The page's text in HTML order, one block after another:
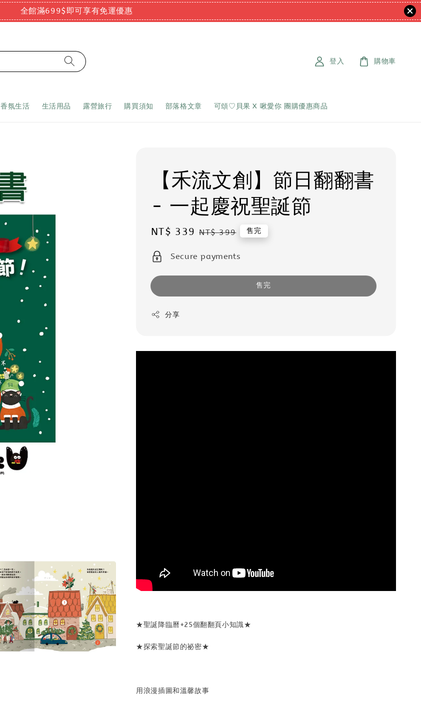
全館滿699$即可享有免運優惠
香氛生活 生活用品 露營旅行 購買須知 部落格文章 可頌♡貝果 X 啾愛你 團購優惠商品
登入 購物車
【禾流文創】節日翻翻書
- 一起慶祝聖誕節
Sale
NT$ 339 Regular
NT$ 399 售完
Secure payments
售完
分享
★聖誕降臨曆+25個翻翻頁小知識★
★探索聖誕節的祕密★
用浪漫插圖和溫馨故事